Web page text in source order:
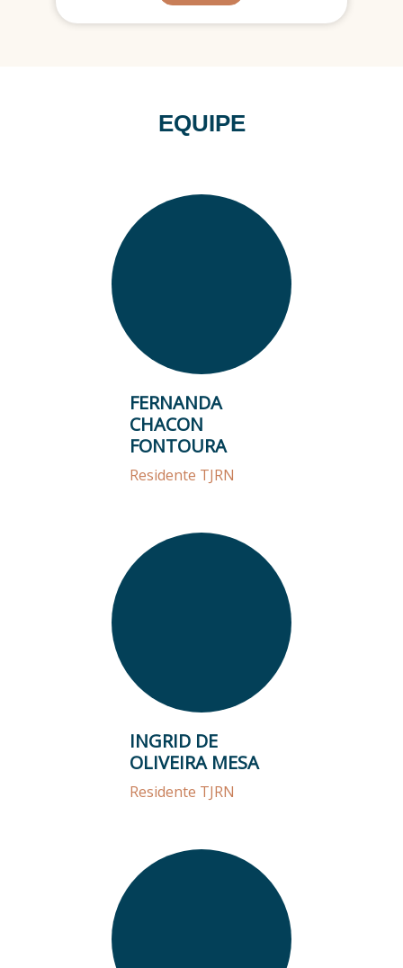
diversas da competente; entre outros.
EQUIPE
FERNANDA
CHACON
FONTOURA
Residente TJRN
INGRID DE
OLIVEIRA MESA
Residente TJRN